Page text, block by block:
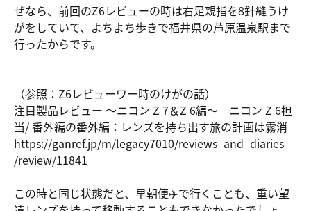
ぜなら、前回のZ6レビューの時は右足親指を8針縫うけ
がをしていて、よちよち歩きで福井県の芦原温泉駅まで
行ったからです。
（参照：Z6レビューワー時のけがの話）
注目製品レビュー ～ニコン Z 7＆Z 6編～ ニコン Z 6担
当/ 番外編の番外編：レンズを持ち出す旅の計画は霧消
https://ganref.jp/m/legacy7010/reviews_and_diaries
/review/11841
この時と同じ状態だと、早朝便✈️で行くことも、重い望